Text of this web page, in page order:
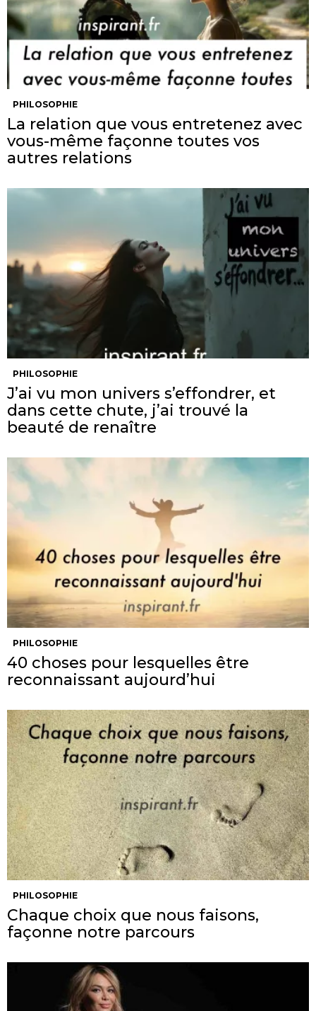
PHILOSOPHIE
La relation que vous entretenez avec
vous-même façonne toutes vos
autres relations
PHILOSOPHIE
J’ai vu mon univers s’effondrer, et
dans cette chute, j’ai trouvé la
beauté de renaître
PHILOSOPHIE
40 choses pour lesquelles être
reconnaissant aujourd’hui
PHILOSOPHIE
Chaque choix que nous faisons,
façonne notre parcours